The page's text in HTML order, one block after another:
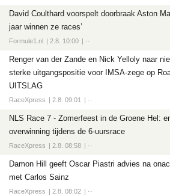
Cambuur
Feyenoord
Formule 1
Tech
Entertainment
Games
David Coulthard voorspelt doorbraak Aston
jaar winnen ze races’
Formule1.nl 2.8. 10:00 ··
Renger van der Zande en Nick Yelloly naar
sterke uitgangspositie voor IMSA-zege op
UITSLAG
RaceXpress 2.8. 09:01 ··
NLS Race 7 - Zomerfeest in de Groene Hel:
overwinning tijdens de 6-uursrace
RaceXpress 2.8. 08:58 ··
Damon Hill geeft Oscar Piastri advies na
met Carlos Sainz
RaceXpress 2.8. 08:02 ··